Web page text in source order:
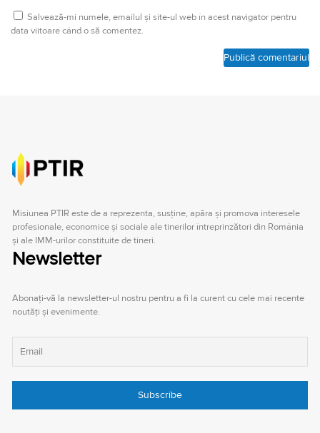
Salvează-mi numele, emailul și site-ul web în acest navigator pentru
data viitoare când o să comentez.
Misiunea PTIR este de a reprezenta, susţine, apăra şi promova interesele
profesionale, economice şi sociale ale tinerilor întreprinzători din România
şi ale IMM-urilor constituite de tineri.
Newsletter
Abonați-vă la newsletter-ul nostru pentru a fi la curent cu cele mai recente
noutăți și evenimente.